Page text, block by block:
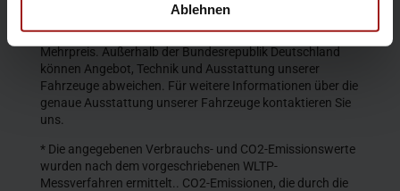
Ablehnen
Die abgebildeten Farben geben den wirklichen Farbton nur
annähernd wieder. Gezeigte Sonderausstattungen gegen
Mehrpreis. Außerhalb der Bundesrepublik Deutschland
können Angebot, Technik und Ausstattung unserer
Fahrzeuge abweichen. Für weitere Informationen über die
genaue Ausstattung unserer Fahrzeuge kontaktieren Sie
uns.
* Die angegebenen Verbrauchs- und CO2-Emissionswerte
wurden nach dem vorgeschriebenen WLTP-
Messverfahren ermittelt.. CO2-Emissionen, die durch die